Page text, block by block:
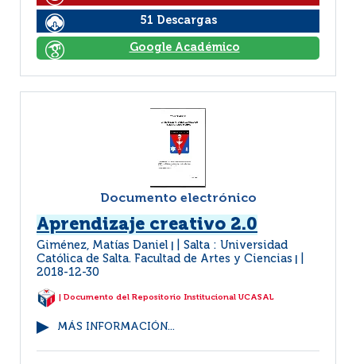
51 Descargas
Google Académico
Documento electrónico
Aprendizaje creativo 2.0
Giménez, Matías Daniel
Salta : Universidad
Católica de Salta. Facultad de Artes y Ciencias
2018-12-30
| Documento del Repositorio Institucional UCASAL
MÁS INFORMACIÓN...